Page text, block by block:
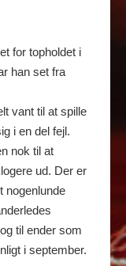
for topholdet i
han set fra
vant til at spille
i en del fejl.
nok til at
ud. Der er
nogenlunde
til ender som
i september.